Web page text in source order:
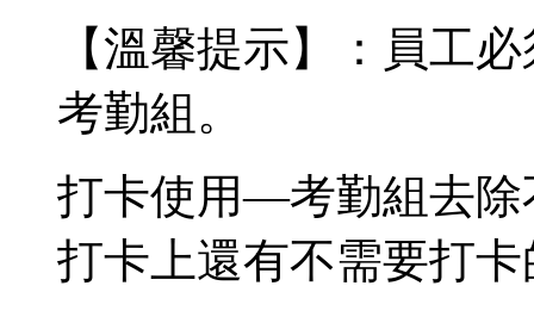
【溫馨提示】：員工
考勤組。
打卡使用—考勤組去除
打卡上還有不需要打